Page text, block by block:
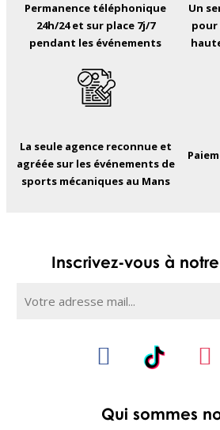
Permanence téléphonique
24h/24 et sur place 7j/7
pendant les événements
Un
pour
La seule agence reconnue et
agréée sur les événements de
sports mécaniques au Mans
Qui sommes
Inscrivez-vous à